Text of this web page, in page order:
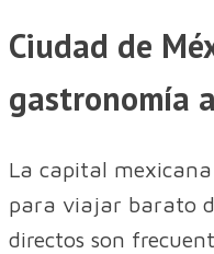
Ciudad de
gastronomía
La capital
para viajar barato
directos son